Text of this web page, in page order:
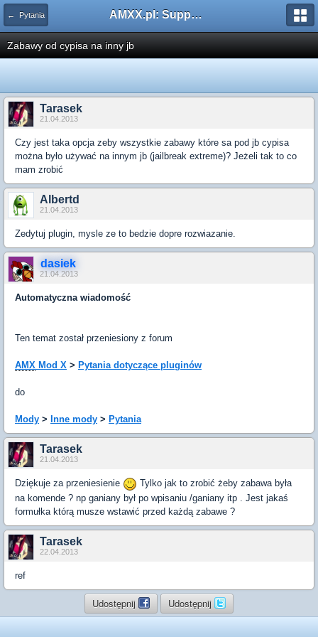
← Pytania AMXX.pl: Support AMX Mod X i SourceMod
Zabawy od cypisa na inny jb
Tarasek
21.04.2013
Czy jest taka opcja zeby wszystkie zabawy które sa pod jb cypisa
można było używać na innym jb (jailbreak extreme)? Jeżeli tak to co
mam zrobić
Albertd
21.04.2013
Zedytuj plugin, mysle ze to bedzie dopre rozwiazanie.
dasiek
21.04.2013
Automatyczna wiadomość
Ten temat został przeniesiony z forum
AMX Mod X > Pytania dotyczące pluginów
do
Mody > Inne mody > Pytania
Tarasek
21.04.2013
Dziękuje za przeniesienie
Tylko jak to zrobić żeby zabawa była
na komende ? np ganiany był po wpisaniu /ganiany itp . Jest jakaś
formułka którą musze wstawić przed każdą zabawe ?
Tarasek
22.04.2013
ref
Udostępnij Udostępnij